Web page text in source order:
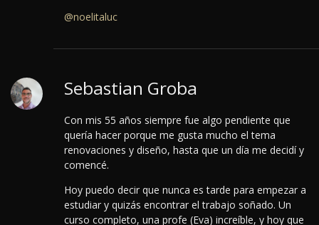
@noelitaluc
Sebastian Groba
Con mis 55 años siempre fue algo pendiente que
quería hacer porque me gusta mucho el tema
renovaciones y diseño, hasta que un día me decidí y
comencé.
Hoy puedo decir que nunca es tarde para empezar a
estudiar y quizás encontrar el trabajo soñado. Un
curso completo, una profe (Eva) increíble, y hoy que